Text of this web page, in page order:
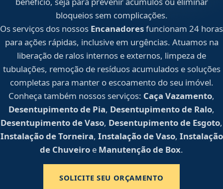
bloqueios sem complicações.
Os serviços dos nossos Encanadoresfuncionam 24 horas
para ações rápidas, inclusive em urgências. Atuamos na
liberação de ralos internos e externos, limpeza de
tubulações, remoção de resíduos acumulados e soluções
completas para manter o escoamento do seu imóvel.
Conheça também nossos serviços: Caça Vazamento,
Desentupimento de Pia, Desentupimento de Ralo,
Desentupimento de Vaso, Desentupimento de Esgoto,
Instalação de Torneira, Instalação de Vaso, Instalação
de Chuveiro e Manutenção de Box.
SOLICITE SEU ORÇAMENTO